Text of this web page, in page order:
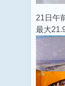
21日午
最大